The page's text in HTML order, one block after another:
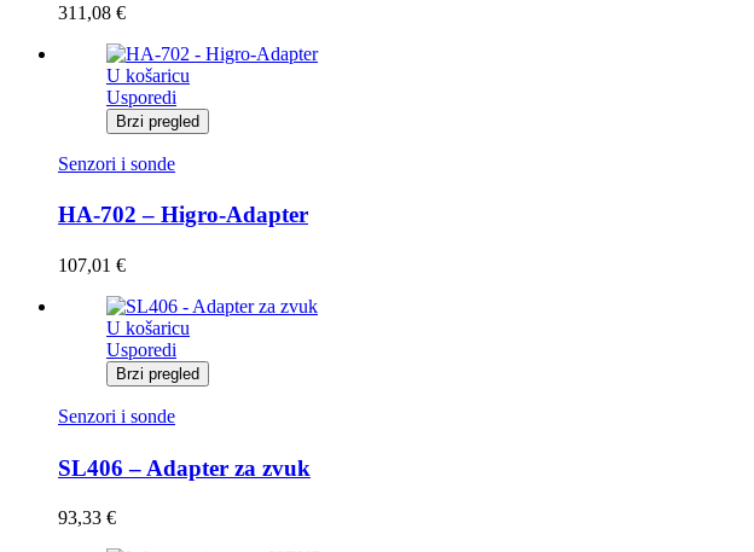
311,08 €
U košaricu
Usporedi
Brzi pregled
Senzori i sonde
HA-702 – Higro-Adapter
107,01 €
U košaricu
Usporedi
Brzi pregled
Senzori i sonde
SL406 – Adapter za zvuk
93,33 €